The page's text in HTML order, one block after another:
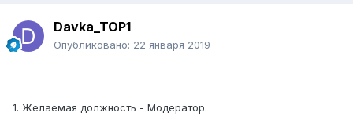
Davka_TOP1
Опубликовано: 22 января 2019
1. Желаемая должность - Модератор.